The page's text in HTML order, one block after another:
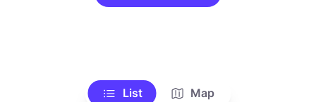
List Map